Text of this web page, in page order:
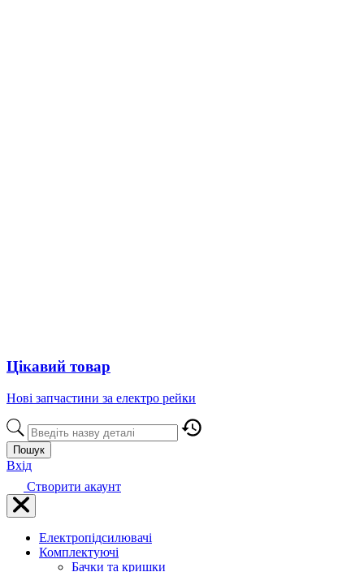
Цікавий товар
Нові запчастини за електро рейки
Пошук
Вхід
Створити акаунт
Електропідсилювачі
Комплектуючі
Бачки та кришки